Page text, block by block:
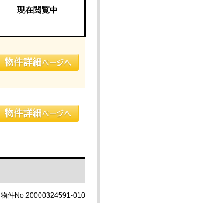
現在閲覧中
物件No.20000324591-010